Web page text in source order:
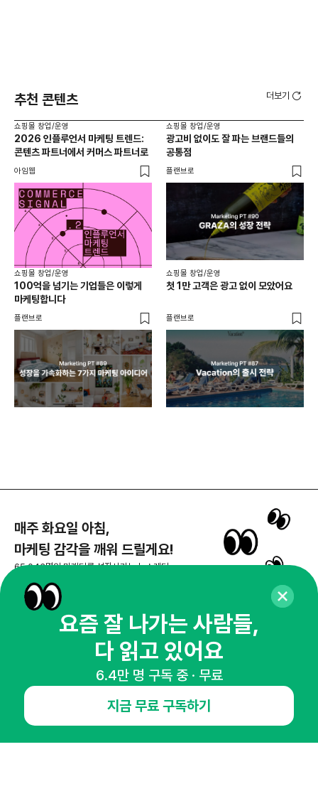
추천 콘텐츠 더보기
쇼핑몰 창업/운영
2026 인플루언서 마케팅 트렌드:
콘텐츠 파트너에서 커머스 파트너로
아임웹
쇼핑몰 창업/운영
광고비 없이도 잘 파는 브랜드들의
공통점
플랜브로
쇼핑몰 창업/운영
100억을 넘기는 기업들은 이렇게
마케팅합니다
플랜브로
쇼핑몰 창업/운영
첫 1만 고객은 광고 없이 모았어요
플랜브로
매주 화요일 아침,
마케팅 감각을 깨워 드릴게요!
65,043명의 마케터를 성장시키는 뉴스레터
뉴스레터 구독하기
공지사항 제휴문의
인사이터 신청
뉴스레터
광고안내
요즘 잘 나가는 사람들,
다 읽고 있어요
6.4만 명 구독 중 · 무료
지금 무료 구독하기